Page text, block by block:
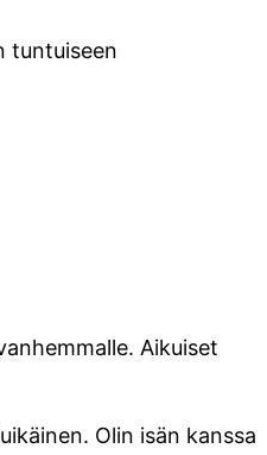
tuntuiseen
Aikuiset
Olin isän kanssa